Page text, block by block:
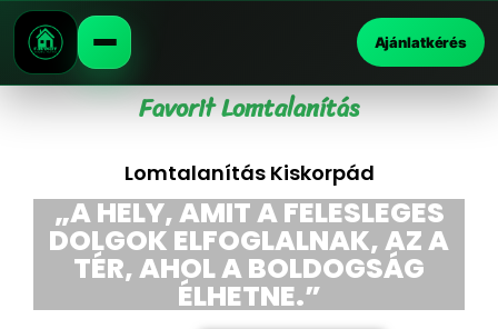
Ajánlatkérés
Favorit Lomtalanítás
Lomtalanítás Kiskorpád
„A HELY, AMIT A FELESLEGES
DOLGOK ELFOGLALNAK, AZ A
TÉR, AHOL A BOLDOGSÁG
ÉLHETNE.”